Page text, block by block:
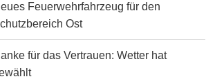
Feuerwehrfahrzeug für den
Ost
für das Vertrauen: Wetter hat